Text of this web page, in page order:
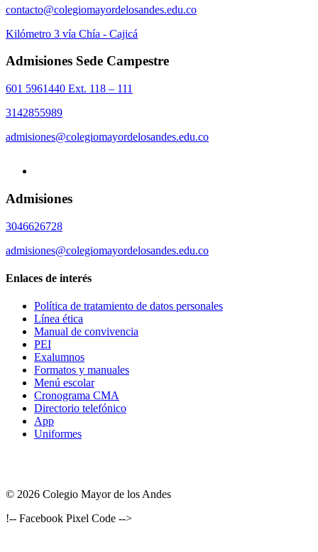
contacto@colegiomayordelosandes.edu.co
Kilómetro 3 vía Chía - Cajicá
Admisiones Sede Campestre
601 5961440 Ext. 118 – 111
3142855989
admisiones@colegiomayordelosandes.edu.co
Admisiones
3046626728
admisiones@colegiomayordelosandes.edu.co
Enlaces de interés
Política de tratamiento de datos personales
Línea ética
Manual de convivencia
PEI
Exalumnos
Formatos y manuales
Menú escolar
Cronograma CMA
Directorio telefónico
App
Uniformes
© 2026 Colegio Mayor de los Andes
!-- Facebook Pixel Code -->